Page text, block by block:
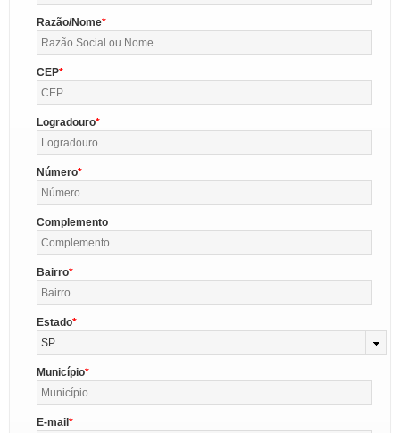
Razão/Nome
CEP
Logradouro
Número
Complemento
Bairro
Estado
SP
Município
E-mail